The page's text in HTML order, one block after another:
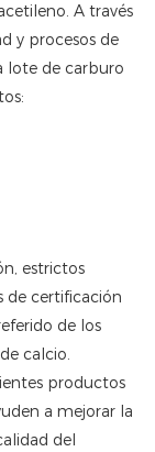
A través
y procesos de
lote de carburo
estrictos
de certificación
de los
calcio.
productos
a mejorar la
del